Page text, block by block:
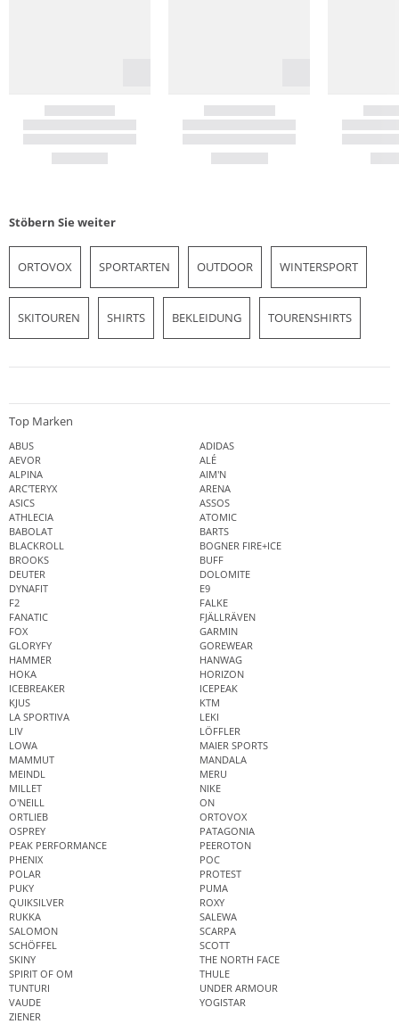
Stöbern Sie weiter
ORTOVOX SPORTARTEN OUTDOOR WINTERSPORT
SKITOUREN SHIRTS BEKLEIDUNG TOURENSHIRTS
Top Marken
ABUS
ADIDAS
AEVOR
ALÉ
ALPINA
AIM'N
ARC'TERYX
ARENA
ASICS
ASSOS
ATHLECIA
ATOMIC
BABOLAT
BARTS
BLACKROLL
BOGNER FIRE+ICE
BROOKS
BUFF
DEUTER
DOLOMITE
DYNAFIT
E9
F2
FALKE
FANATIC
FJÄLLRÄVEN
FOX
GARMIN
GLORYFY
GOREWEAR
HAMMER
HANWAG
HOKA
HORIZON
ICEBREAKER
ICEPEAK
KJUS
KTM
LA SPORTIVA
LEKI
LIV
LÖFFLER
LOWA
MAIER SPORTS
MAMMUT
MANDALA
MEINDL
MERU
MILLET
NIKE
O'NEILL
ON
ORTLIEB
ORTOVOX
OSPREY
PATAGONIA
PEAK PERFORMANCE
PEEROTON
PHENIX
POC
POLAR
PROTEST
PUKY
PUMA
QUIKSILVER
ROXY
RUKKA
SALEWA
SALOMON
SCARPA
SCHÖFFEL
SCOTT
SKINY
THE NORTH FACE
SPIRIT OF OM
THULE
TUNTURI
UNDER ARMOUR
VAUDE
YOGISTAR
ZIENER